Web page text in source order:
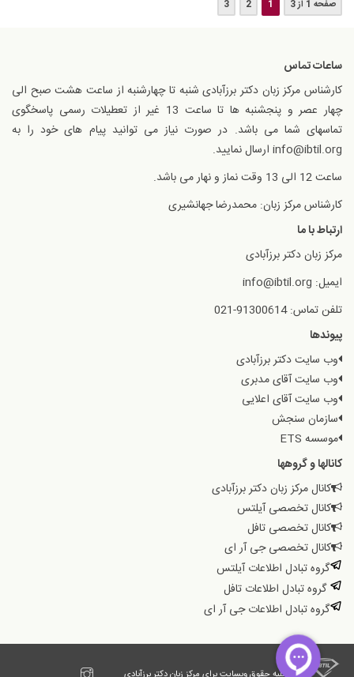
صفحه 1 از 3 1
2
3
ساعات تماس
کارشناس مرکز زبان دکتر برزآبادی شنبه تا چهارشنبه از ساعت هشت صبح الی
چهار عصر و پنجشنبه ها تا ساعت 13 غیر از تعطیلات رسمی پاسخگوی
تماسهای شما می باشد. در صورت نیاز می توانید پیام های خود را به
info@ibtil.org ارسال نمایید.
ساعت 12 الی 13 وقت نماز و نهار می باشد.
کارشناس مرکز زبان: محمدرضا جهانشیری
ارتباط با ما
مرکز زبان دکتر برزآبادی
ایمیل: info@ibtil.org
تلفن تماس: 91300614-021
پیوندها
وب سایت دکتر برزآبادی
وب سایت آقای مدبری
وب سایت آقای اعلایی
سازمان سنجش
موسسه ETS
کانالها و گروهها
کانال مرکز زبان دکتر برزآبادی
کانال تخصصی آیلتس
کانال تخصصی تافل
کانال تخصصی جی آر ای
گروه تبادل اطلاعات آیلتس
گروه تبادل اطلاعات تافل
گروه تبادل اطلاعات جی آر ای